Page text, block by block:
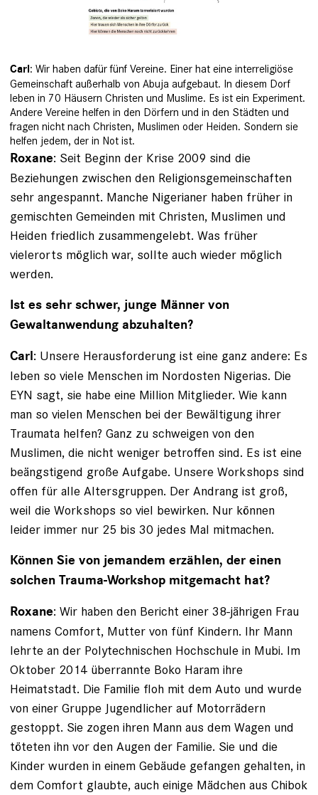
Carl: Wir haben dafür fünf Vereine. Einer hat eine interreligiöse
Gemeinschaft außerhalb von Abuja aufgebaut. In diesem Dorf
leben in 70 Häusern Christen und Muslime. Es ist ein Experiment.
Andere Vereine helfen in den Dörfern und in den Städten und
fragen nicht nach Christen, Muslimen oder Heiden. Sondern sie
helfen jedem, der in Not ist.
Roxane: Seit Beginn der Krise 2009 sind die
Beziehungen zwischen den Religionsgemeinschaften
sehr angespannt. Manche Nigerianer haben früher in
gemischten Gemeinden mit Christen, Muslimen und
Heiden friedlich zusammengelebt. Was früher
vielerorts möglich war, sollte auch wieder möglich
werden.
Ist es sehr schwer, junge Männer von
Gewaltanwendung abzuhalten?
Carl: Unsere Herausforderung ist eine ganz andere: Es
leben so viele Menschen im Nordosten Nigerias. Die
EYN sagt, sie habe eine Million Mitglieder. Wie kann
man so vielen Menschen bei der Bewältigung ihrer
Traumata helfen? Ganz zu schweigen von den
Muslimen, die nicht weniger betroffen sind. Es ist eine
beängstigend große Aufgabe. Unsere Workshops sind
offen für alle Altersgruppen. Der Andrang ist groß,
weil die Workshops so viel bewirken. Nur können
leider immer nur 25 bis 30 jedes Mal mitmachen.
Können Sie von jemandem erzählen, der einen
solchen Trauma-Workshop mitgemacht hat?
Roxane: Wir haben den Bericht einer 38-jährigen Frau
namens Comfort, Mutter von fünf Kindern. Ihr Mann
lehrte an der Polytechnischen Hochschule in Mubi. Im
Oktober 2014 überrannte Boko Haram ihre
Heimatstadt. Die Familie floh mit dem Auto und wurde
von einer Gruppe ­Jugendlicher auf Motorrädern
gestoppt. Sie zogen ihren Mann aus dem Wagen und
töteten ihn vor den Augen der Familie. Sie und die
Kinder wurden in einem Gebäude gefangen gehalten, in
dem Comfort glaubte, auch einige Mädchen aus Chibok